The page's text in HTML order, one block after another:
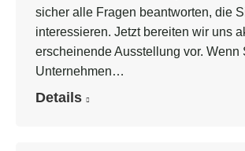
sicher alle Fragen beantworten, die
interessieren. Jetzt bereiten wir uns
erscheinende Ausstellung vor. Wenn
Unternehmen…
Details